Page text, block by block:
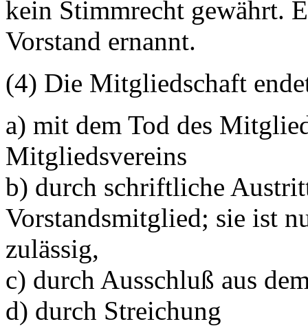
kein Stimmrecht gewährt.
Vorstand ernannt.
(4) Die Mitgliedschaft
a) mit dem Tod des
Mitgliedsvereins
b) durch schriftliche
Vorstandsmitglied; sie ist
zulässig,
c) durch Ausschluß aus
d) durch Streichung